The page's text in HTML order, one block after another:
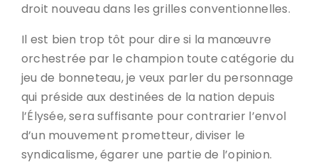
droit nouveau dans les grilles conventionnelles.
Il est bien trop tôt pour dire si la manœuvre
orchestrée par le champion toute catégorie du
jeu de bonneteau, je veux parler du personnage
qui préside aux destinées de la nation depuis
l’Élysée, sera suffisante pour contrarier l’envol
d’un mouvement prometteur, diviser le
syndicalisme, égarer une partie de l’opinion.